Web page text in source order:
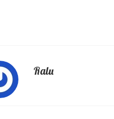
Ralu